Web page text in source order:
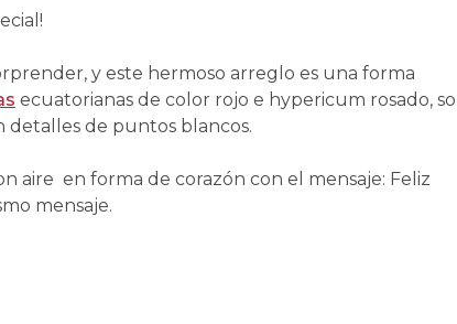
y este hermoso arreglo es una forma
ecuatorianas de color rojo e hypericum rosado,
detalles de puntos blancos.
aire en forma de corazón con el mensaje: Feliz
mensaje.